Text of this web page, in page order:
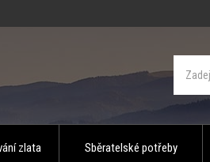
zlata Sběratelské potřeby